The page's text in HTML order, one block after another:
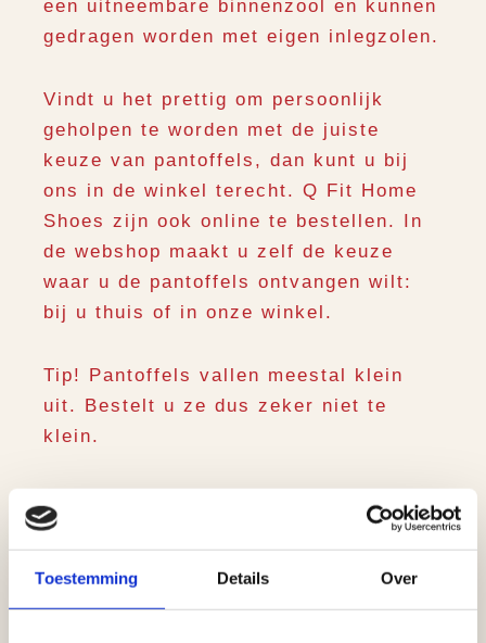
Toestemming Details Over
een uitneembare binnenzool en kunnen
gedragen worden met eigen inlegzolen.
Vindt u het prettig om persoonlijk
geholpen te worden met de juiste
keuze van pantoffels, dan kunt u bij
ons in de winkel terecht. Q Fit Home
Shoes zijn ook online te bestellen. In
de webshop maakt u zelf de keuze
waar u de pantoffels ontvangen wilt:
bij u thuis of in onze winkel.
Tip! Pantoffels vallen meestal klein
uit. Bestelt u ze dus zeker niet te
klein.
Bekijk alle modellen op de webshop
homeshoes.nl